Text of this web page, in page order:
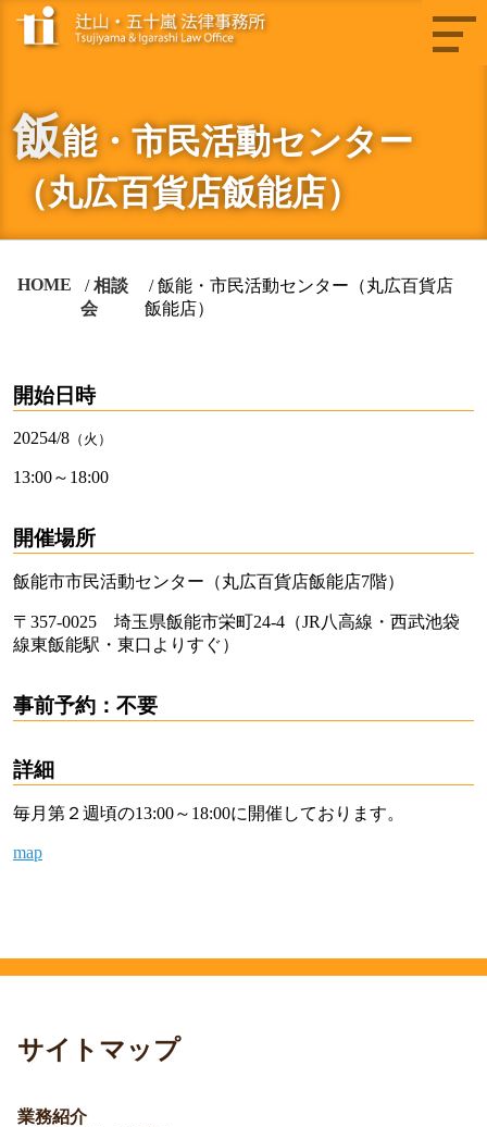
飯能・市民活動センター
（丸広百貨店飯能店）
HOME
相談
会
飯能・市民活動センター（丸広百貨店
飯能店）
開始日時
20254/8 （火）
13:00～18:00
開催場所
飯能市市民活動センター（丸広百貨店飯能店7階）
〒357-0025 埼玉県飯能市栄町24-4（JR八高線・西武池袋
線東飯能駅・東口よりすぐ）
事前予約：不要
詳細
毎月第２週頃の13:00～18:00に開催しております。
map
サイトマップ
業務紹介